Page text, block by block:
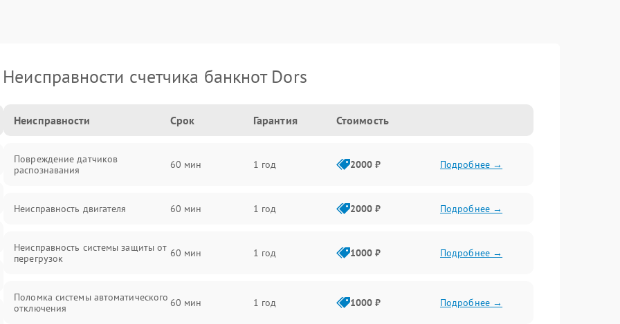
Неисправности счетчика банкнот Dors
Неисправности Срок Гарантия Стоимость
Повреждение датчиков
распознавания
60 мин 1 год 2000 ₽ Подробнее →
Неисправность двигателя 60 мин 1 год 2000 ₽ Подробнее →
Неисправность системы защиты от
перегрузок
60 мин 1 год 1000 ₽ Подробнее →
Поломка системы автоматического
отключения
60 мин 1 год 1000 ₽ Подробнее →